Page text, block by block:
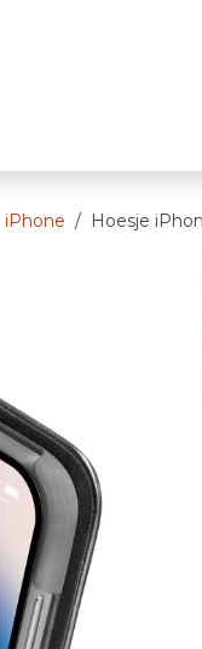
iPhone Hoesje